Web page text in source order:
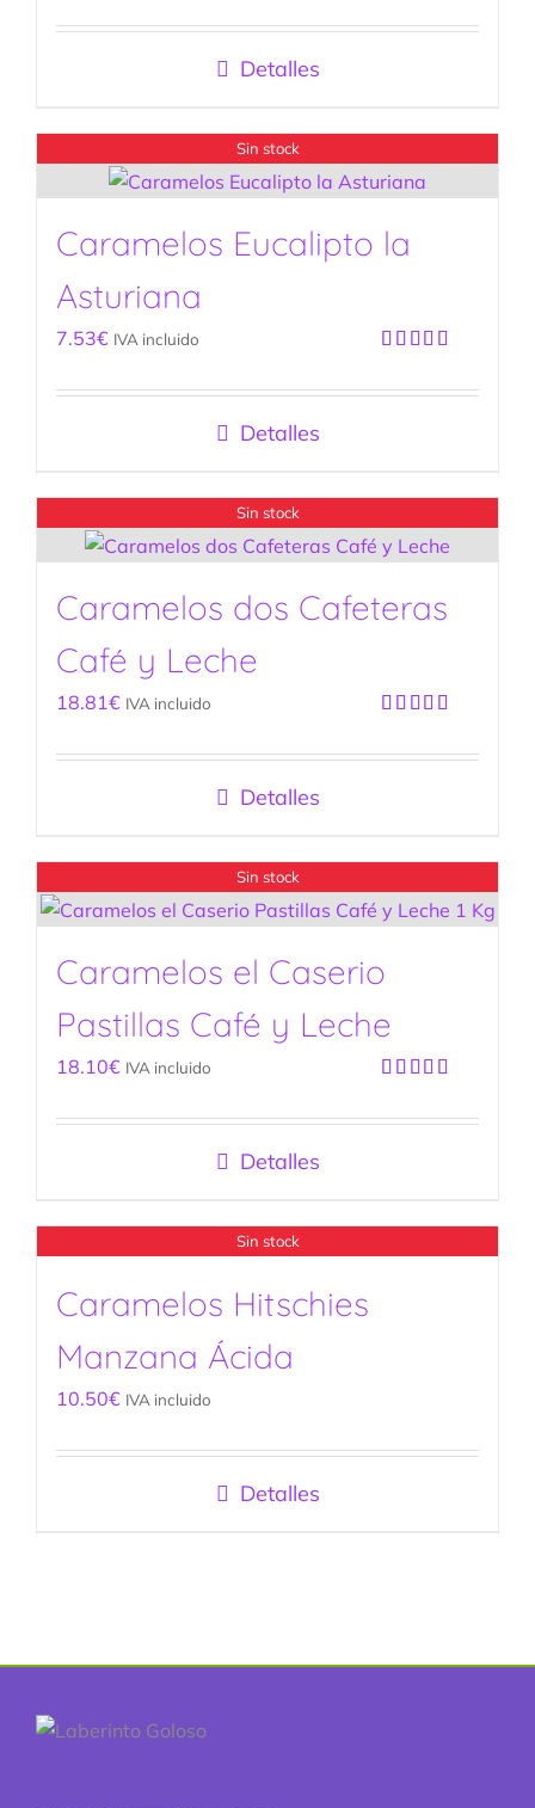
con5.00de
Detalles
Sin stock
Caramelos Eucalipto la
Asturiana
con5.00de
7.53€ IVA incluido
Detalles
Sin stock
Caramelos dos Cafeteras
Café y Leche
con5.00de
18.81€ IVA incluido
Detalles
Sin stock
Caramelos el Caserio
Pastillas Café y Leche
con5.00de
18.10€ IVA incluido
Detalles
Sin stock
Caramelos Hitschies
Manzana Ácida
10.50€ IVA incluido
Detalles